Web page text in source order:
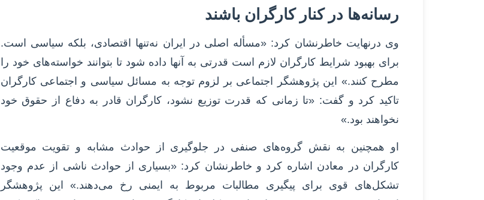
رسانه‌ها در کنار کارگران باشند
وی درنهایت خاطرنشان کرد: «مسأله اصلی در ایران نه‌تنها اقتصادی، بلکه سیاسی است.
برای بهبود شرایط کارگران لازم است قدرتی به آنها داده شود تا بتوانند خواسته‌های خود را
مطرح کنند.» این پژوهشگر اجتماعی بر لزوم توجه به مسائل سیاسی و اجتماعی کارگران
تاکید کرد و گفت: «تا زمانی که قدرت توزیع نشود، کارگران قادر به دفاع از حقوق خود
نخواهند بود.»
او همچنین به نقش گروه‌های صنفی در جلوگیری از حوادث مشابه و تقویت موقعیت
کارگران در معادن اشاره کرد و خاطرنشان کرد: «بسیاری از حوادث ناشی از عدم وجود
تشکل‌های قوی برای پیگیری مطالبات مربوط به ایمنی رخ می‌دهند.» این پژوهشگر